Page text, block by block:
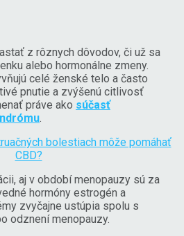
z rôznych dôvodov, či už sa
alebo hormonálne zmeny.
celé ženské telo a často
pnutie a zvýšenú citlivosť
práve ako súčasť
.
bolestiach môže pomáhať
CBD?
aj v období menopauzy sú za
hormóny estrogén a
zvyčajne ustúpia spolu s
odznení menopauzy.